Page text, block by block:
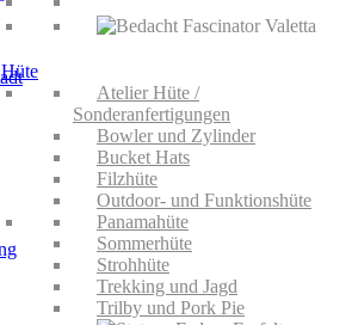
Hüte
Atelier Hüte /
Sonderanfertigungen
Bowler und Zylinder
Bucket Hats
Filzhüte
Outdoor- und Funktionshüte
Panamahüte
Sommerhüte
Strohhüte
Trekking und Jagd
Trilby und Pork Pie